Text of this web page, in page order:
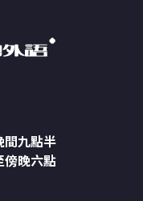
間九點半
傍晚六點